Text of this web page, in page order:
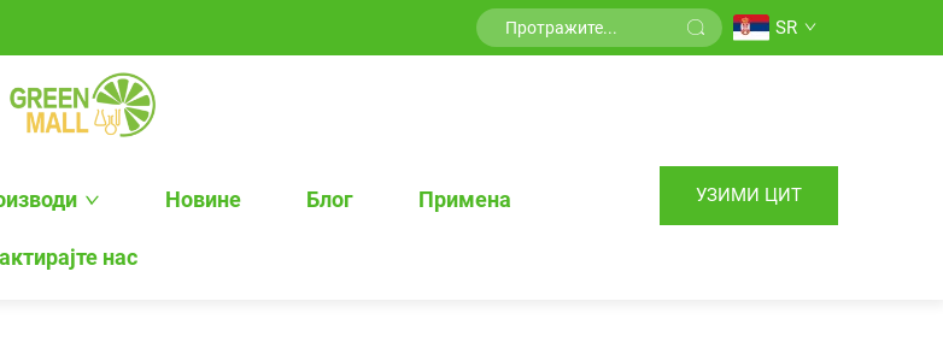
SR
Новине Блог Примена
нас
УЗИМИ ЦИТ